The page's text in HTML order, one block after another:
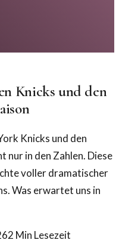
Knicks und den
Knicks und den
nur in den Zahlen. Diese
voller dramatischer
Was erwartet uns in
2 Min Lesezeit